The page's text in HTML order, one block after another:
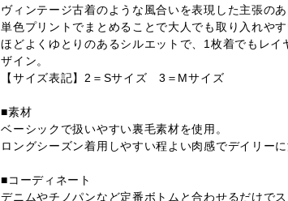
ヴィンテージ古着のような風合いを表現した主張のあ
単色プリントでまとめることで大人でも取り入れやす
ほどよくゆとりのあるシルエットで、1枚着でもレイ
ザイン。
【サイズ表記】2＝Sサイズ 3＝Mサイズ
■素材
ベーシックで扱いやすい裏毛素材を使用。
ロングシーズン着用しやすい程よい肉感でデイリーに
■コーディネート
デニムやチノパンなど定番ボトムと合わせるだけでス